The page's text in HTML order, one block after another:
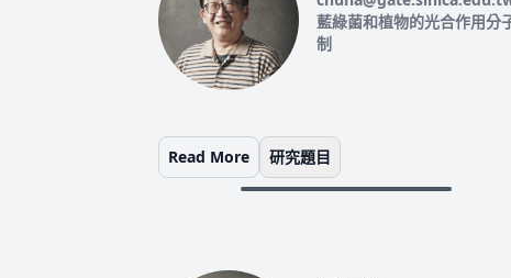
藍綠菌和植物的光合作用分
制
Read More 研究題目